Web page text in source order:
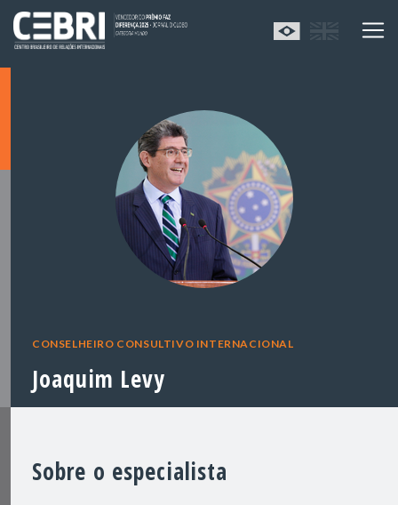
CONSELHEIRO CONSULTIVO INTERNACIONAL
Joaquim Levy
Sobre o especialista